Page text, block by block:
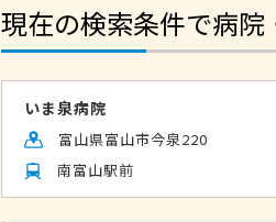
現在の検索条件で病
いま泉病院
富山県富山市今泉220
南富山駅前